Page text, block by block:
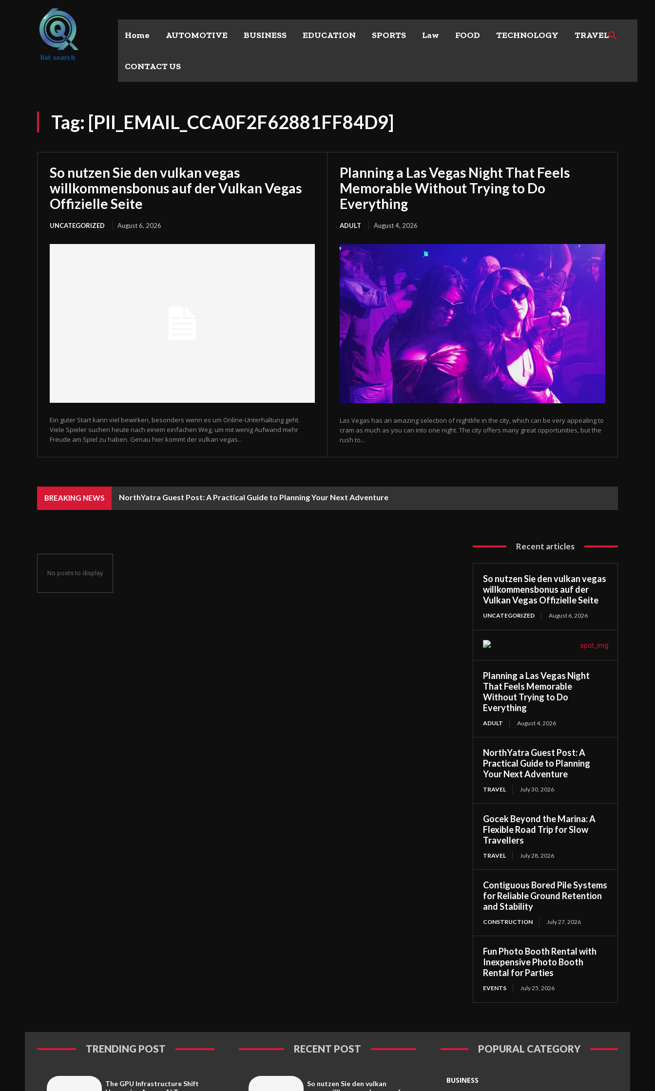
Home AUTOMOTIVE BUSINESS EDUCATION SPORTS Law FOOD TECHNOLOGY TRAVEL
CONTACT US
Tag: [PII_EMAIL_CCA0F2F62881FF84D9]
So nutzen Sie den vulkan vegas
willkommensbonus auf der Vulkan Vegas
Offizielle Seite
UNCATEGORIZED August 6, 2026
Ein guter Start kann viel bewirken, besonders wenn es um Online-Unterhaltung geht.
Viele Spieler suchen heute nach einem einfachen Weg, um mit wenig Aufwand mehr
Freude am Spiel zu haben. Genau hier kommt der vulkan vegas...
Planning a Las Vegas Night That Feels
Memorable Without Trying to Do
Everything
ADULT August 4, 2026
Las Vegas has an amazing selection of nightlife in the city, which can be very appealing to
cram as much as you can into one night. The city offers many great opportunities, but the
rush to...
BREAKING NEWS NorthYatra Guest Post: A Practical Guide to Planning Your Next Adventure
No posts to display
Recent articles
So nutzen Sie den vulkan vegas
willkommensbonus auf der
Vulkan Vegas Offizielle Seite
UNCATEGORIZED August 6, 2026
Planning a Las Vegas Night
That Feels Memorable
Without Trying to Do
Everything
ADULT August 4, 2026
NorthYatra Guest Post: A
Practical Guide to Planning
Your Next Adventure
TRAVEL July 30, 2026
Gocek Beyond the Marina: A
Flexible Road Trip for Slow
Travellers
TRAVEL July 28, 2026
Contiguous Bored Pile Systems
for Reliable Ground Retention
and Stability
CONSTRUCTION July 27, 2026
Fun Photo Booth Rental with
Inexpensive Photo Booth
Rental for Parties
EVENTS July 25, 2026
TRENDING POST
The GPU Infrastructure Shift
RECENT POST
So nutzen Sie den vulkan
POPURAL CATEGORY
BUSINESS